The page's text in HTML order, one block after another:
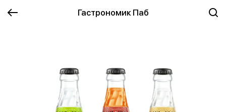
Гастрономик Паб